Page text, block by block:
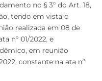
no § 3º do Art. 18,
tendo em vista o
realizada em 08 de
nº 01/2022, e
em reunião
constante na ata nº